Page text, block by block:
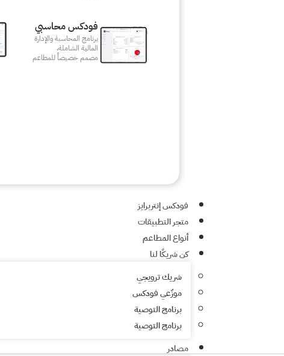
فودكس محاسبي
برنامج المحاسبة والإدارة
المالية الشاملة،
مصمم خصيصاً للمطاعم
فودكس إنتربرايز
متجر التطبيقات
أنواع المطاعم
كن شريكًا لنا
شريك ترويجي
موزّعي فودكس
برنامج التوصية
برنامج التوصية
مصادر